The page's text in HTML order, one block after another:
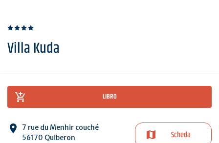
Villa Kuda
LIBRO
7 rue du Menhir couché
56170 Quiberon
Scheda